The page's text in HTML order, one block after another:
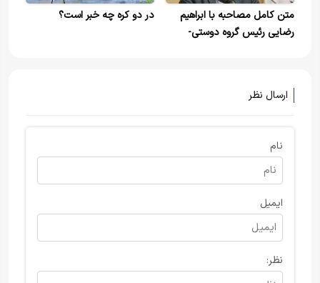
متن کامل مصاحبه با ابراهیم
رضایی رئیس گروه دوستی-
در دو کره چه خبر است؟
ارسال نظر
نام
ایمیل
نظر: